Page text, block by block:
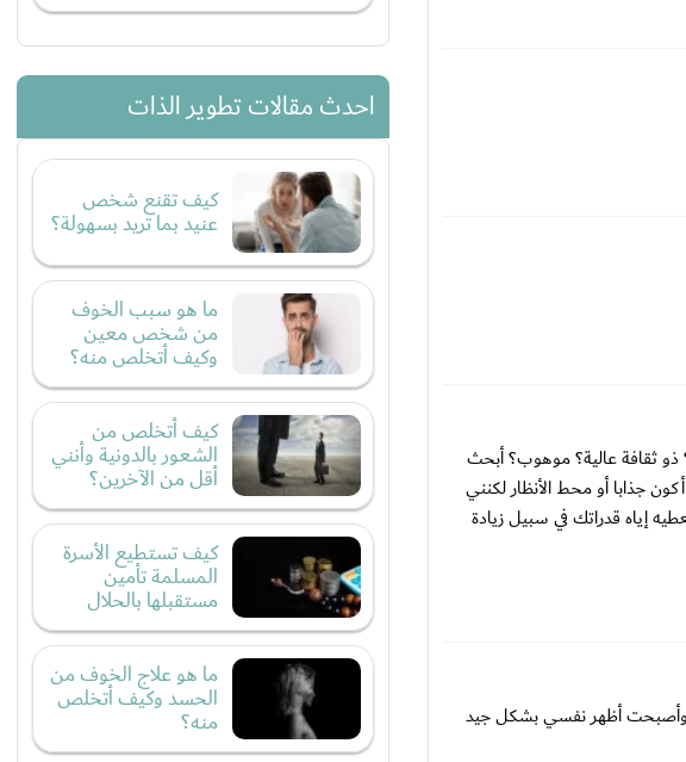
ثقافة عالية؟ موهوب؟ أبحث
جذابا أو محط الأنظار لكنني
إياه قدراتك في سبيل زيادة
وأصبحت أظهر نفسي بشكل جيد
احدث مقالات تطوير الذات
كيف تقنع شخص
عنيد بما تريد بسهولة؟
ما هو سبب الخوف
من شخص معين
وكيف أتخلص منه؟
كيف أتخلص من
الشعور بالدونية وأنني
أقل من الآخرين؟
كيف تستطيع الأسرة
المسلمة تأمين
مستقبلها بالحلال
ما هو علاج الخوف من
الحسد وكيف أتخلص
منه؟